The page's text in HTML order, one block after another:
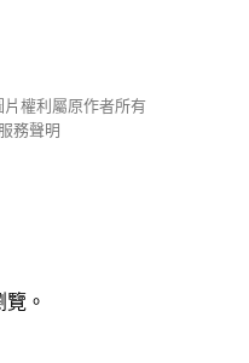
片權利屬原作者所有
服務聲明
。